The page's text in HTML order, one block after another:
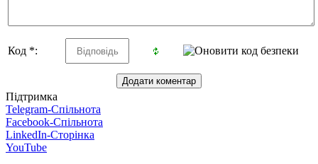
Код *:
Підтримка
Telegram-Спільнота
Facebook-Спільнота
LinkedIn-Сторінка
YouTube